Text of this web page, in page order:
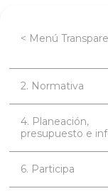
< Menú
2. Normativa
4. Planeación,
presupuesto e
6. Participa